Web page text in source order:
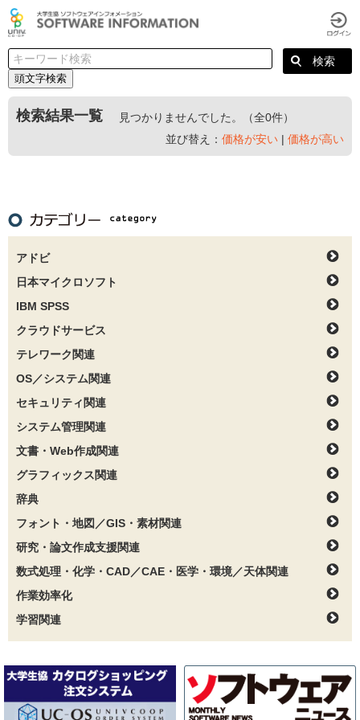
頭文字検索
検索結果一覧
見つかりませんでした。（全0件）
並び替え： 価格が安い | 価格が高い
アドビ
日本マイクロソフト
IBM SPSS
クラウドサービス
テレワーク関連
OS／システム関連
セキュリティ関連
システム管理関連
文書・Web作成関連
グラフィックス関連
辞典
フォント・地図／GIS・素材関連
研究・論文作成支援関連
数式処理・化学・CAD／CAE・医学・環境／天体関連
作業効率化
学習関連